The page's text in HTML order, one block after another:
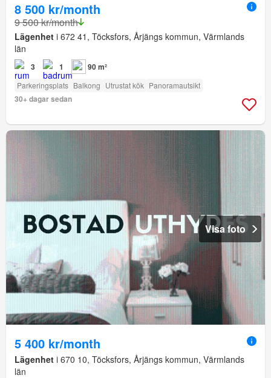
8 500 kr/month
9 500 kr/month
Lägenhet i 672 41, Töcksfors, Årjängs kommun, Värmlands
län
3 1 90 m²
Parkeringsplats Balkong Utrustat kök Panoramautsikt
30+ dagar sedan
Visa foto
5 400 kr/month
Lägenhet i 670 10, Töcksfors, Årjängs kommun, Värmlands
län